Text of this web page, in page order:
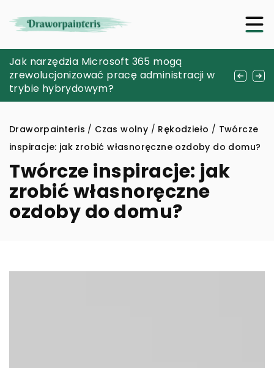
Naturalne sposoby na wzmocnienie
odporności zwierząt domowych
Jak narzędzia Microsoft 365 mogą
zrewolucjonizować pracę administracji w
trybie hybrydowym?
Jak grelina, białko i omega 3 wpływają na
efektywność treningu?
Draworpainteris / Czas wolny / Rękodzieło / Twórcze
inspiracje: jak zrobić własnoręczne ozdoby do domu?
Twórcze inspiracje: jak
zrobić własnoręczne
ozdoby do domu?